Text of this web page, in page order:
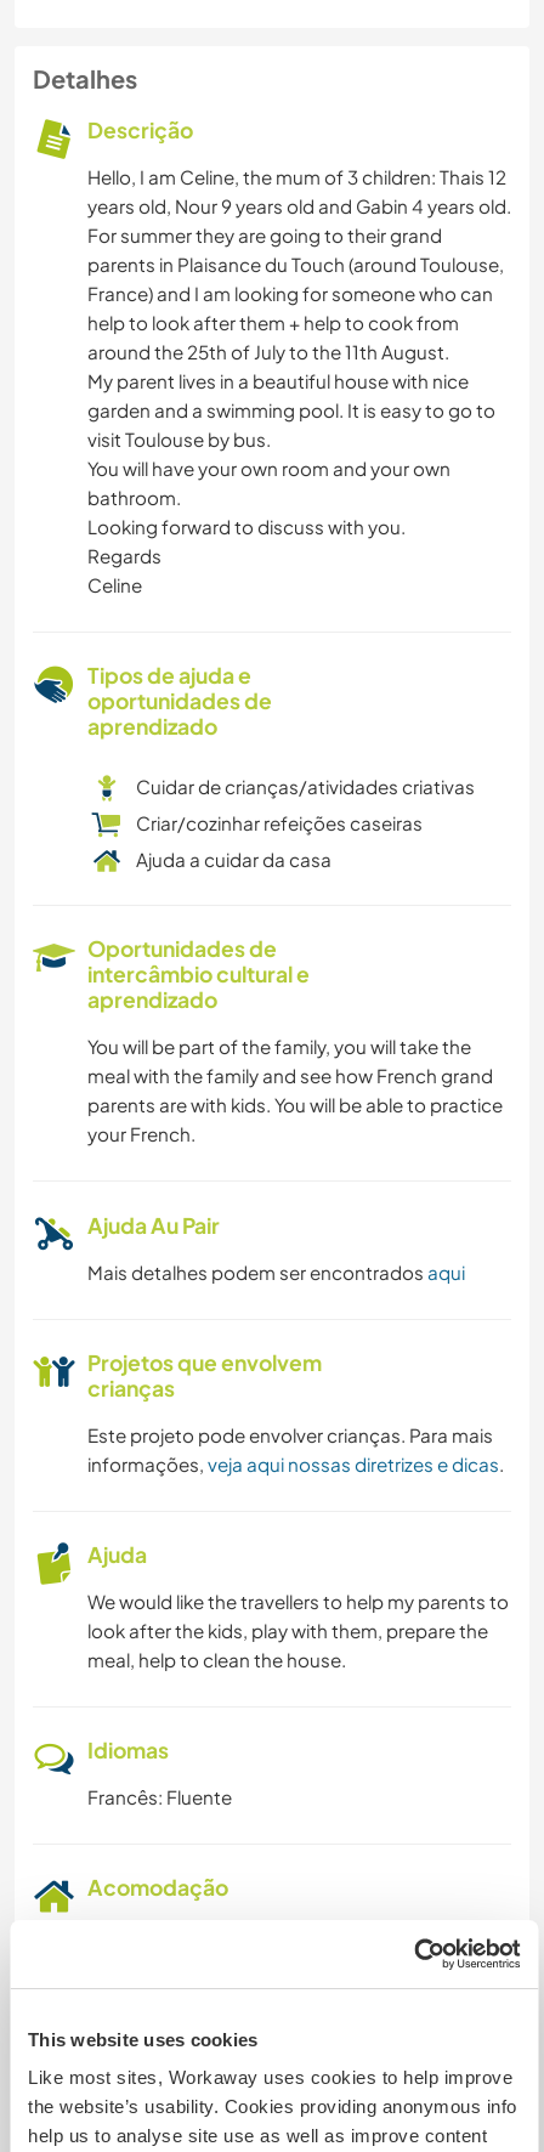
This website uses cookies
Like most sites, Workaway uses cookies to help improve
the website’s usability. Cookies providing anonymous info
help us to analyse site use as well as improve content
Detalhes
Descrição
Hello, I am Celine, the mum of 3 children: Thais 12
years old, Nour 9 years old and Gabin 4 years old.
For summer they are going to their grand
parents in Plaisance du Touch (around Toulouse,
France) and I am looking for someone who can
help to look after them + help to cook from
around the 25th of July to the 11th August.
My parent lives in a beautiful house with nice
garden and a swimming pool. It is easy to go to
visit Toulouse by bus.
You will have your own room and your own
bathroom.
Looking forward to discuss with you.
Regards
Celine
Tipos de ajuda e
oportunidades de
aprendizado
Cuidar de crianças/atividades criativas
Criar/cozinhar refeições caseiras
Ajuda a cuidar da casa
Oportunidades de
intercâmbio cultural e
aprendizado
You will be part of the family, you will take the
meal with the family and see how French grand
parents are with kids. You will be able to practice
your French.
Ajuda Au Pair
Mais detalhes podem ser encontrados aqui
Projetos que envolvem
crianças
Este projeto pode envolver crianças. Para mais
informações, veja aqui nossas diretrizes e dicas.
Ajuda
We would like the travellers to help my parents to
look after the kids, play with them, prepare the
meal, help to clean the house.
Idiomas
Francês: Fluente
Acomodação
The house is quite big, you will have your own
room at the 1st floor of the house and your own
bathroom and toilet.
Mais alguns detalhes
Acesso à internet